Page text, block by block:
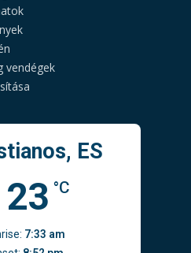
vendégek
ES
23 °C
7:33 am